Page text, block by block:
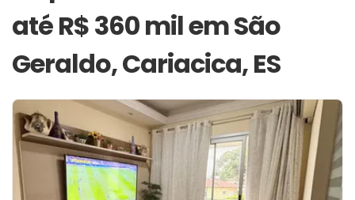
até R$ 360 mil em São
Geraldo, Cariacica, ES